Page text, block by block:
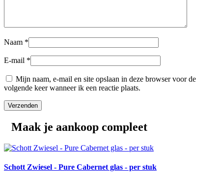
Naam *
E-mail *
Mijn naam, e-mail en site opslaan in deze browser voor de
volgende keer wanneer ik een reactie plaats.
Maak je aankoop compleet
Schott Zwiesel - Pure Cabernet glas - per stuk